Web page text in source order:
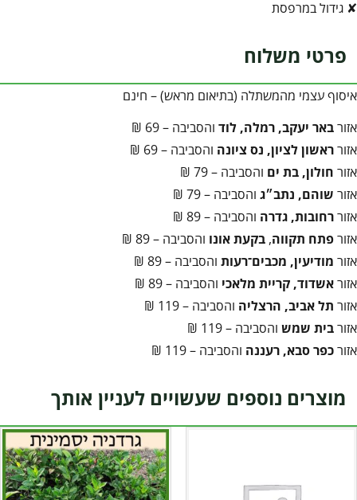
✘ גידול במרפסת
פרטי משלוח
איסוף עצמי מהמשתלה (בתיאום מראש) – חינם
אזורבאר יעקב, רמלה, לוד והסביבה – 69 ₪
אזורראשון לציון, נס ציונה והסביבה – 69 ₪
אזור חולון, בת ים והסביבה – 79 ₪
אזור שוהם, נתב״ג והסביבה – 79 ₪
אזוררחובות, גדרה והסביבה – 89 ₪
אזורפתח תקווה, בקעת אונו והסביבה – 89 ₪
אזור מודיעין, מכבים־רעות והסביבה – 89 ₪
אזוראשדוד, קריית מלאכי והסביבה – 89 ₪
אזור תל אביב, הרצליה והסביבה – 119 ₪
אזורבית שמש והסביבה – 119 ₪
אזורכפר סבא, רעננה והסביבה – 119 ₪
מוצרים נוספים שעשויים לעניין אותך